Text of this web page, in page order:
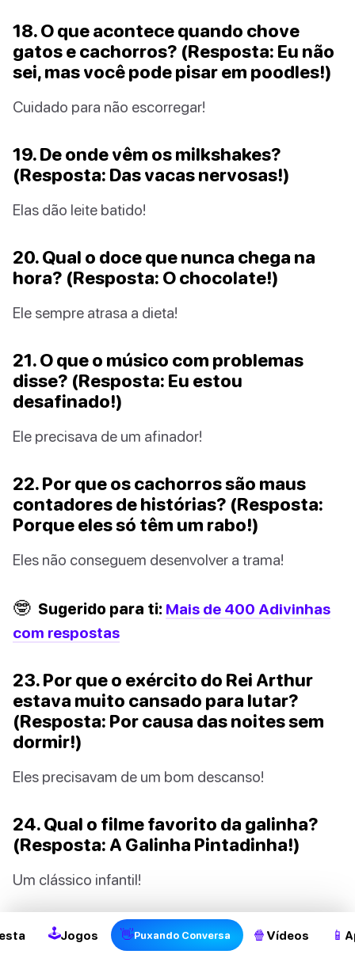
18. O que acontece quando chove
gatos e cachorros? (Resposta: Eu não
sei, mas você pode pisar em poodles!)
Cuidado para não escorregar!
19. De onde vêm os milkshakes?
(Resposta: Das vacas nervosas!)
Elas dão leite batido!
20. Qual o doce que nunca chega na
hora? (Resposta: O chocolate!)
Ele sempre atrasa a dieta!
21. O que o músico com problemas
disse? (Resposta: Eu estou
desafinado!)
Ele precisava de um afinador!
22. Por que os cachorros são maus
contadores de histórias? (Resposta:
Porque eles só têm um rabo!)
Eles não conseguem desenvolver a trama!
🤓 Sugerido para ti: Mais de 400 Adivinhas
com respostas
23. Por que o exército do Rei Arthur
estava muito cansado para lutar?
(Resposta: Por causa das noites sem
dormir!)
Eles precisavam de um bom descanso!
24. Qual o filme favorito da galinha?
(Resposta: A Galinha Pintadinha!)
Um clássico infantil!
🕹Jogos 👋Puxando Conversa 🍿 Vídeos 📱